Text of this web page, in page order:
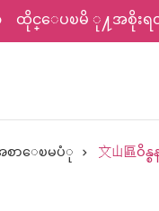
ထိုင္ေပၿမိ ု႔အစိုးရတ
အစာေၿမပံု 文山區ဝိန္